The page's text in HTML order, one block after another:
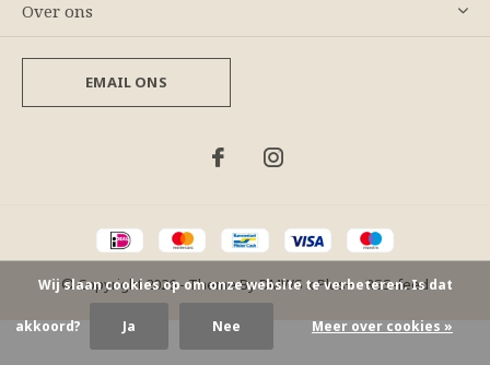
Over ons
EMAIL ONS
© Copyright2026- Theme ByDMWS xPlus+-RSS-feed
Wij slaan cookies op om onze website te verbeteren. Is dat
akkoord? Ja Nee Meer over cookies »